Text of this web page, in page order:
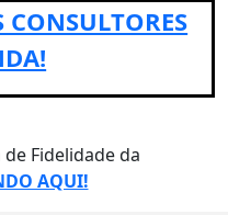
CONSULTORES
Fidelidade da
AQUI!